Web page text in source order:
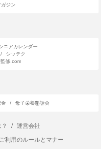
ガジン
ニアカレンダー
/
シッテク
修.com
金 / 母子栄養懇話会
/
運営会社
ご利用のルールとマナー